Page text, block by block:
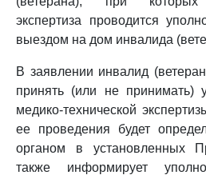
экспертиза проводится
выездом на дом инвалида
В заявлении инвалид
принять (или не принимать)
медико-технической
ее проведения будет
органом в установленных
также информирует